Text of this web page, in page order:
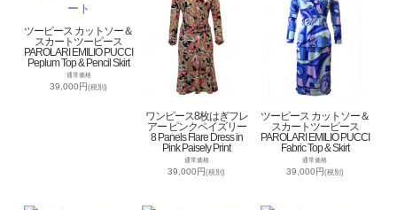
ツーピース カットソー＆
スカートツーピース
PAROLARI EMILIO PUCCI
Peplum Top & Pencil Skirt
通常価格
39,000円(税別)
ワンピース8枚はぎフレ
アー ピンクペイズリー
8 Panels Flare Dress in
Pink Paisely Print
通常価格
39,000円(税別)
ツーピース カットソー＆
スカートツーピース
PAROLARI EMILIO PUCCI
Fabric Top & Skirt
通常価格
39,000円(税別)